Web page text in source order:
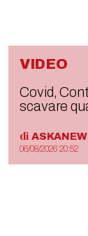
VIDEO
Covid,
scavare
di
06/08/2026 20:52